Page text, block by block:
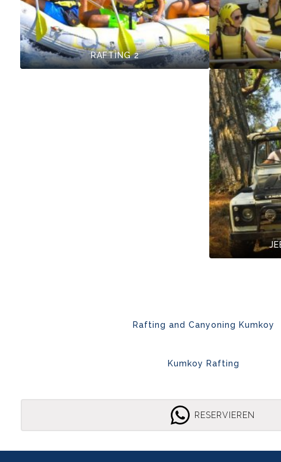
RAFTİNG 2
Rafting and Canyoning Kumkoy
Kumkoy Rafting
RESERVIEREN